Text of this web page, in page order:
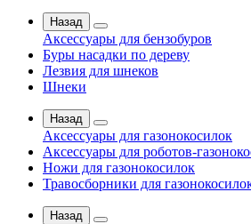
Назад
Аксессуары для бензобуров
Буры насадки по дереву
Лезвия для шнеков
Шнеки
Назад
Аксессуары для газонокосилок
Аксессуары для роботов-
Ножи для газонокосилок
Травосборники для
Назад